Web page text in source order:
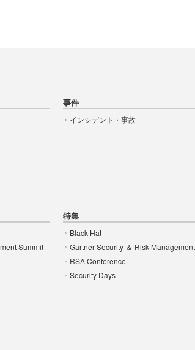
事件
インシデント・事故
Summit
特集
Black Hat
Gartner Security ＆ Risk
RSA Conference
Security Days